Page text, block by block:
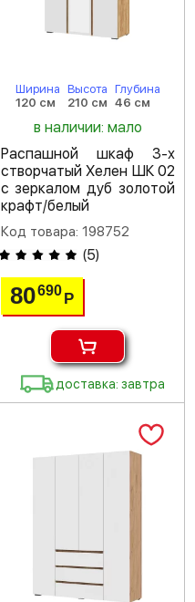
Ширина
120 см
Высота
210 см
Глубина
46 см
в наличии: мало
Распашной шкаф 3-х
створчатый Хелен ШК 02
с зеркалом дуб золотой
крафт/белый
Код товара: 198752
(5)
80690 Р
доставка: завтра